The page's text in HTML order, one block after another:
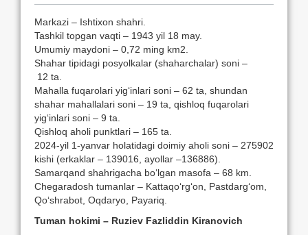
Markazi – Ishtixon shahri.
Tashkil topgan vaqti – 1943 yil 18 may.
Umumiy maydoni – 0,72 ming km2.
Shahar tipidagi posyolkalar (shaharchalar) soni –
12 ta.
Mahalla fuqarolari yig‘inlari soni – 62 ta, shundan
shahar mahallalari soni – 19 ta, qishloq fuqarolari
yig‘inlari soni – 9 ta.
Qishloq aholi punktlari – 165 ta.
2024-yil 1-yanvar holatidagi doimiy aholi soni – 275902
kishi (erkaklar – 139016, ayollar –136886).
Samarqand shahrigacha bo‘lgan masofa – 68 km.
Chegaradosh tumanlar – Kattaqo‘rg‘on, Pastdarg‘om,
Qo‘shrabot, Oqdaryo, Payariq.
Tuman hokimi – Ruziev Fazliddin Kiranovich